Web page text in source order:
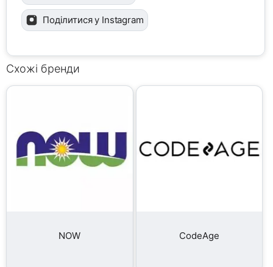
Поділитися у Instagram
Схожі бренди
NOW CodeAge